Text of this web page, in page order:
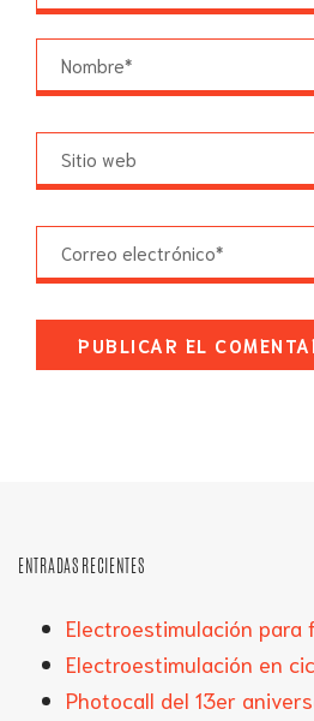
ENTRADAS RECIENTES
Electroestimulación para
Electroestimulación en
Photocall del 13er